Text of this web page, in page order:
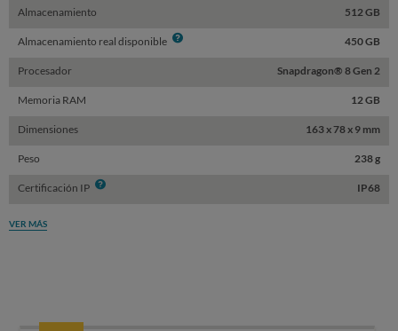
Almacenamiento 512 GB
Almacenamiento real disponible Info 450 GB
Procesador Snapdragon® 8 Gen 2
Memoria RAM 12 GB
Dimensiones 163 x 78 x 9 mm
Peso 238 g
Certificación IP Info IP68
VER MÁS